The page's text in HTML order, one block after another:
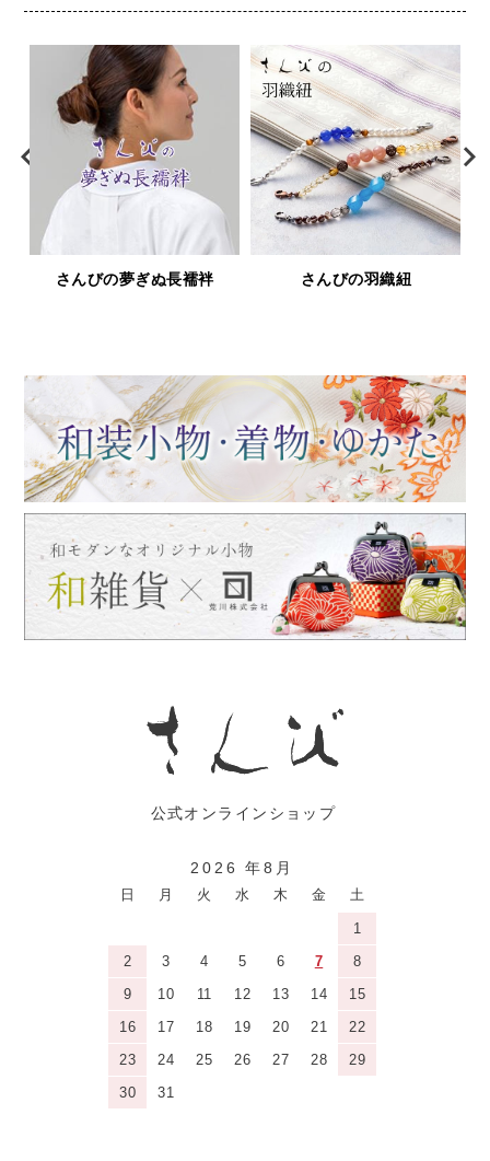
鹿革と漆の財布＆小物「印傳
浅草文庫
2026 年8月
日 月 火 水 木 金 土
1
2
3 4 5 6 7
8
9
10 11 12 13 14
15
16
17 18 19 20 21
22
23
24 25 26 27 28
29
30
31